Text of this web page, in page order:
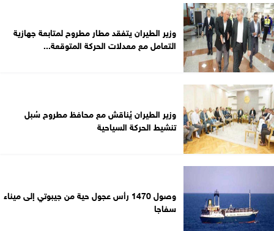
وزير الطيران يتفقد مطار مطروح لمتابعة جهازية
التعامل مع معدلات الحركة المتوقعة...
وزير الطيران يُناقش مع محافظ مطروح سُبل
تنشيط الحركة السياحية
وصول 1470 رأس عجول حية من جيبوتي إلى ميناء
سفاجا